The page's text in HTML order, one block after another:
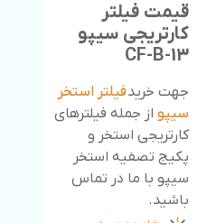
قیمت فیلتر
کارتریجی سیپو
CF-B-13
جهت خریدفیلتر استخر
سیپو از جمله فیلترهای
کارتریجی استخر و
پکیج تصفیه استخر
سیپو با ما در تماس
باشید.